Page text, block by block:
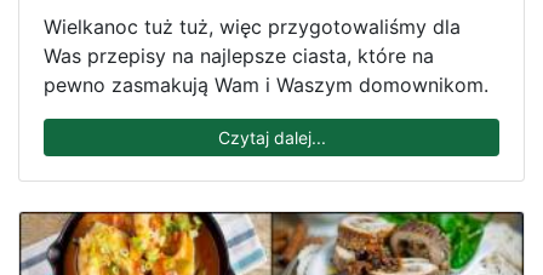
Wielkanoc tuż tuż, więc przygotowaliśmy dla
Was przepisy na najlepsze ciasta, które na
pewno zasmakują Wam i Waszym domownikom.
Czytaj dalej...